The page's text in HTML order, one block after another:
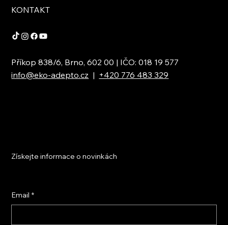
KONTAKT
Příkop 838/6, Brno, 602 00 | IČO: 018 19 577
info@eko-adepto.cz | +420 776 483 329
Získejte informace o novinkách
Email *